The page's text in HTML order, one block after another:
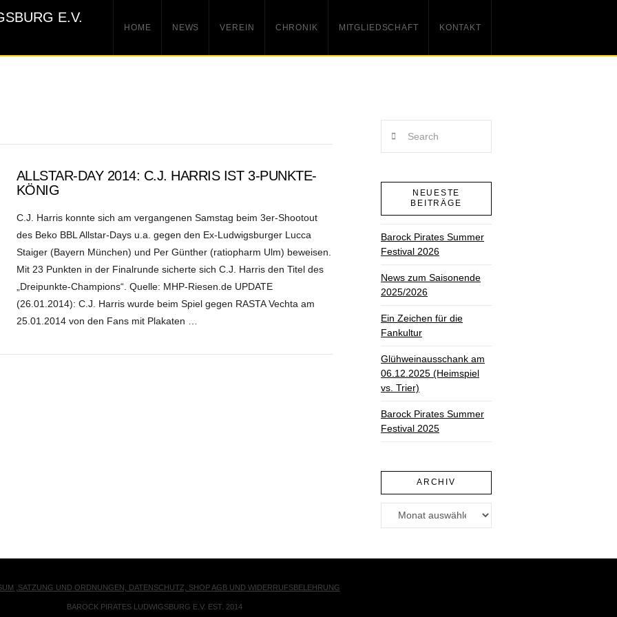
HOME NEWS VEREIN CHRONIK MITGLIEDSCHAFT KONTAKT
ALLSTAR-DAY 2014: C.J. HARRIS IST 3-PUNKTE-
KÖNIG
C.J. Harris konnte sich am vergangenen Samstag beim 3er-Shootout
des Beko BBL Allstar-Days u.a. gegen den Ex-Ludwigsburger Lucca
Staiger (Bayern München) und Per Günther (ratiopharm Ulm) beweisen.
Mit 23 Punkten in der Finalrunde sicherte sich C.J. Harris den Titel des
„Dreipunkte-Champions“. Quelle: MHP-Riesen.de UPDATE
(26.01.2014): C.J. Harris wurde beim Spiel gegen RASTA Vechta am
25.01.2014 von den Fans mit Plakaten …
NEUESTE
BEITRÄGE
Barock Pirates Summer
Festival 2026
News zum Saisonende
2025/2026
Ein Zeichen für die
Fankultur
Glühweinausschank am
06.12.2025 (Heimspiel
vs. Trier)
Barock Pirates Summer
Festival 2025
ARCHIV
Archiv
,SATZUNG UND ORDNUNGEN, DATENSCHUTZ, SHOP AGB UND WIDERRUFSBELEHRUNG
BAROCK PIRATES LUDWIGSBURG E.V. EST. 2014